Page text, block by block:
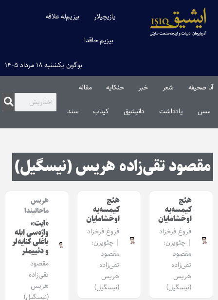
یازیچیلار بیزیم‌له علاقه
بیزیم حاقدا
بوگون یکشنبه ۱۸ مرداد ۱۴۰۵
آنا صحیفه شعر خبر حئکایه مقاله‌
سس یادداشت دانیشیق کیتاب سند
مقصود تقی‌زاده هریس (نیسگیل)
هئچ
کیمسه‌یه
اوخشامایان
فروغ فرخزاد
| چئویرن:
مقصود
تقی‌زاده
هریس
(نیسگیل)
هئچ
کیمسه‌یه
اوخشامایان
فروغ فرخزاد
| چئویرن:
مقصود
تقی‌زاده
هریس
(نیسگیل)
هریس
ماحالیندا
«ایت»
واژه‌سی ایله
باغلی کنایه‌لر
و دئییملر
مقصود
تقی‌زاده
هریس
(نیسگیل)